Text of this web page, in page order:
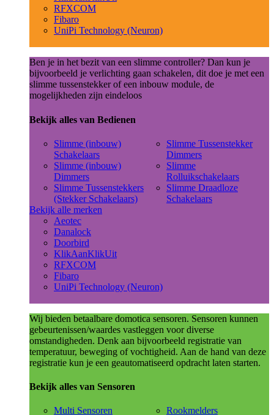
RFXCOM
Fibaro
UniPi Technology (Neuron)
Ben je in het bezit van een slimme controller? Dan kun je
bijvoorbeeld je verlichting gaan schakelen, dit doe je met een
slimme tussenstekker of een inbouw module, de
mogelijkheden zijn eindeloos
Bekijk alles van Bedienen
Slimme (inbouw)
Schakelaars
Slimme (inbouw)
Dimmers
Slimme Tussenstekkers
(Stekker Schakelaars)
Slimme Tussenstekker
Dimmers
Slimme
Rolluikschakelaars
Slimme Draadloze
Schakelaars
Bekijk alle merken
Aeotec
Danalock
Doorbird
KlikAanKlikUit
RFXCOM
Fibaro
UniPi Technology (Neuron)
Wij bieden betaalbare domotica sensoren. Sensoren kunnen
gebeurtenissen/waardes vastleggen voor diverse
omstandigheden. Denk aan bijvoorbeeld registratie van
temperatuur, beweging of vochtigheid. Aan de hand van deze
registratie kun je een geautomatiseerd opdracht laten starten.
Bekijk alles van Sensoren
Multi Sensoren
Rookmelders